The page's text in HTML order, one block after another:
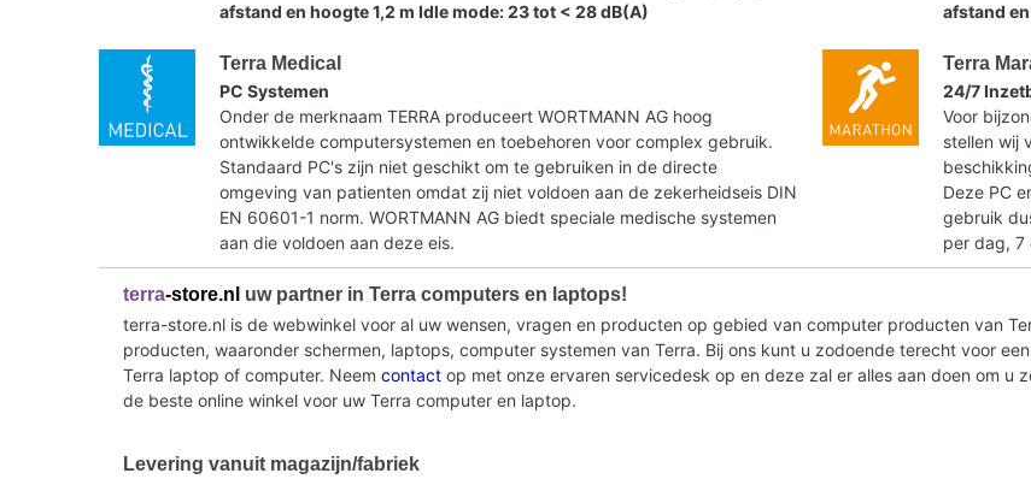
afstand en hoogte 1,2 m Idle mode: 23 tot < 28 dB(A)
afstand
Terra Medical
PC Systemen
Onder de merknaam TERRA produceert WORTMANN AG hoog
ontwikkelde computersystemen en toebehoren voor complex gebruik.
Standaard PC's zijn niet geschikt om te gebruiken in de directe
omgeving van patienten omdat zij niet voldoen aan de zekerheidseis DIN
EN 60601-1 norm. WORTMANN AG biedt speciale medische systemen
aan die voldoen aan deze eis.
Terra
24/7
Voor
stellen wij
Deze PC
gebruik
per dag, 7
terra-store.nl uw partner in Terra computers en laptops!
terra-store.nl is de webwinkel voor al uw wensen, vragen en producten op gebied van computer producten van
producten, waaronder schermen, laptops, computer systemen van Terra. Bij ons kunt u zodoende terecht voor
Terra laptop of computer. Neem contact op met onze ervaren servicedesk op en deze zal er alles aan doen om u
de beste online winkel voor uw Terra computer en laptop.
Levering vanuit magazijn/fabriek